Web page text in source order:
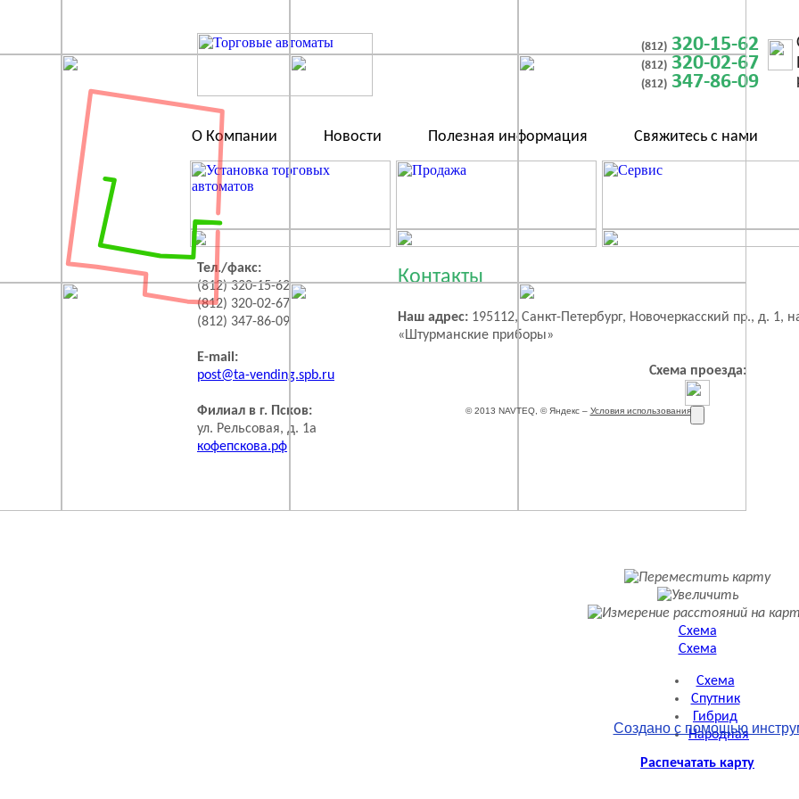
(812)320-15-62
(812)320-02-67
(812)347-86-09
О Компании Новости Полезная информация Свяжитесь с нами
Тел./факс:
(812) 320-15-62
(812) 320-02-67
(812) 347-86-09
E-mail:
post@ta-vending.spb.ru
Филиал в г. Псков:
ул. Рельсовая, д. 1а
кофепскова.рф
Контакты
Наш адрес: 195112, Санкт-Петербург, Новочеркасский пр., д. 1,
«Штурманские приборы»
Схема проезда:
© 2013 NAVTEQ, © Яндекс – Условия использования
Схема
Схема
Схема
Спутник
Гибрид
Народная
Создано с помощью
Распечатать карту